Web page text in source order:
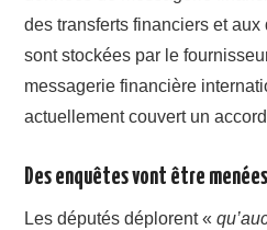
des transferts financiers et
sont stockées par le
messagerie financière
actuellement couvert un
Des enquêtes vont être menées
Les députés déplorent «